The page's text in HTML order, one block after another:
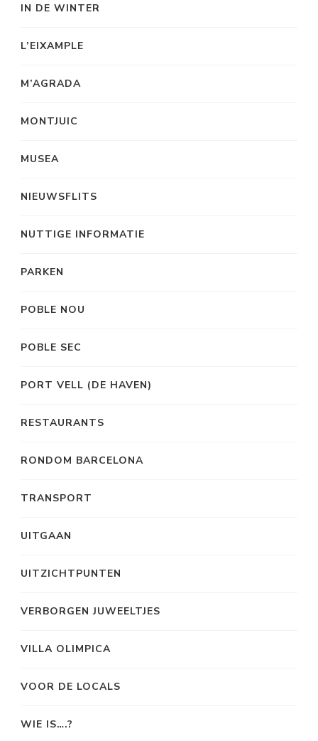
IN DE WINTER
L’EIXAMPLE
M’AGRADA
MONTJUIC
MUSEA
NIEUWSFLITS
NUTTIGE INFORMATIE
PARKEN
POBLE NOU
POBLE SEC
PORT VELL (DE HAVEN)
RESTAURANTS
RONDOM BARCELONA
TRANSPORT
UITGAAN
UITZICHTPUNTEN
VERBORGEN JUWEELTJES
VILLA OLIMPICA
VOOR DE LOCALS
WIE IS….?